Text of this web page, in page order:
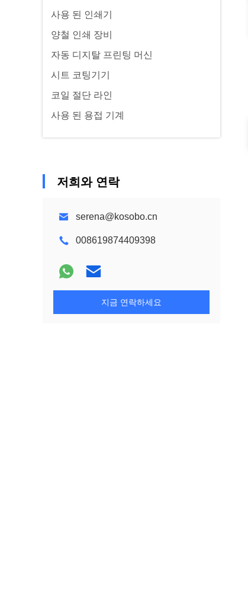
사용 된 인쇄기
양철 인쇄 장비
자동 디지탈 프린팅 머신
시트 코팅기기
코일 절단 라인
사용 된 용접 기계
저희와 연락
serena@kosobo.cn
008619874409398
지금 연락하세요